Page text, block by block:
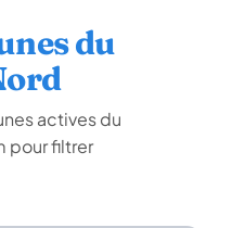
du
actives du
pour filtrer